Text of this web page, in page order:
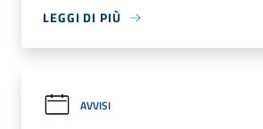
LEGGI DI PIÙ
AVVISI